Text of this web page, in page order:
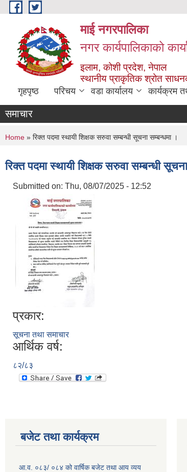
Skip to main content
माई नगरपालिका
नगर कार्यपालिकाको
इलाम, कोशी प्रदेश, नेपाल
स्थानीय प्राकृतिक श्रोत
गृहपृष्ठ परिचय वडा कार्यालय कार्यक्रम
समाचार
You are here
Home » रिक्त पदमा स्थायी शिक्षक सरुवा सम्बन्धी सूचना सम्बन्धमा ।
रिक्त पदमा स्थायी शिक्षक सरुवा सम्बन्धी
Submitted on: Thu, 08/07/2025 - 12:52
प्रकार:
सूचना तथा समाचार
आर्थिक वर्ष:
८२/८३
बजेट तथा कार्यक्रम
आ.व. ०८३/ ०८४ को वार्षिक बजेट तथा आय व्यय